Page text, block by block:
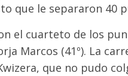
que le separaron 40
el cuarteto de los
Marcos (41º). La
que no pudo